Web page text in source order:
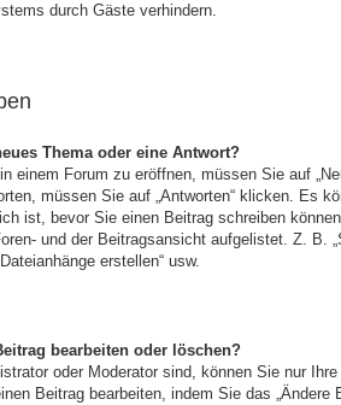
durch Gäste verhindern.
Thema oder eine Antwort?
einem Forum zu eröffnen, müssen Sie auf
müssen Sie auf „Antworten“ klicken. Es
ist, bevor Sie einen Beitrag schreiben
und der Beitragsansicht aufgelistet. Z. B.
erstellen“ usw.
bearbeiten oder löschen?
oder Moderator sind, können Sie nur
Beitrag bearbeiten, indem Sie das „Ändere